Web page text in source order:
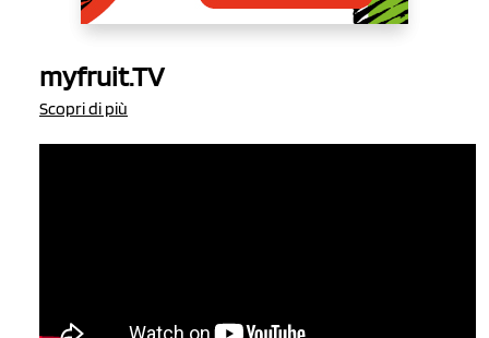
myfruit.TV
Scopri di più